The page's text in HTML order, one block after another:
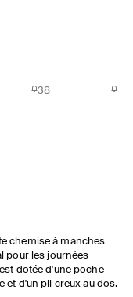
38
chemise à manches
pour les journées
dotée d'une poche
et d'un pli creux au dos.